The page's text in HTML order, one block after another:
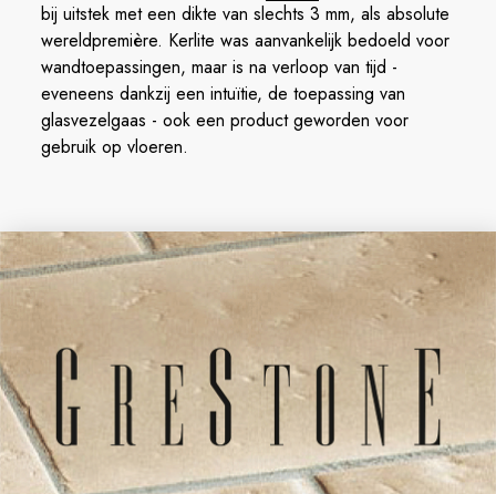
bij uitstek met een dikte van slechts 3 mm, als absolute
wereldpremière. Kerlite was aanvankelijk bedoeld voor
wandtoepassingen, maar is na verloop van tijd -
eveneens dankzij een intuïtie, de toepassing van
glasvezelgaas - ook een product geworden voor
gebruik op vloeren.